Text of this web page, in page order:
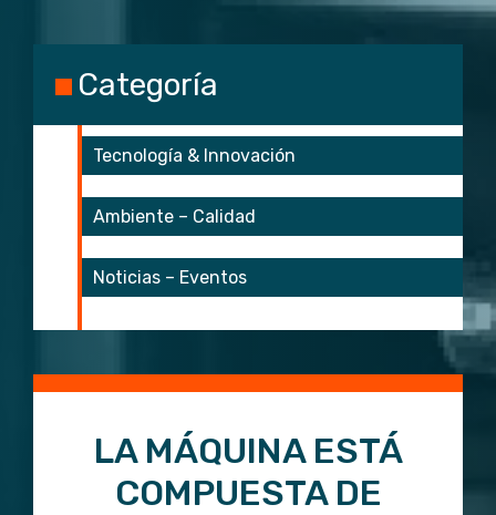
Categoría
Tecnología & Innovación
Ambiente – Calidad
Noticias – Eventos
LA MÁQUINA ESTÁ
COMPUESTA DE